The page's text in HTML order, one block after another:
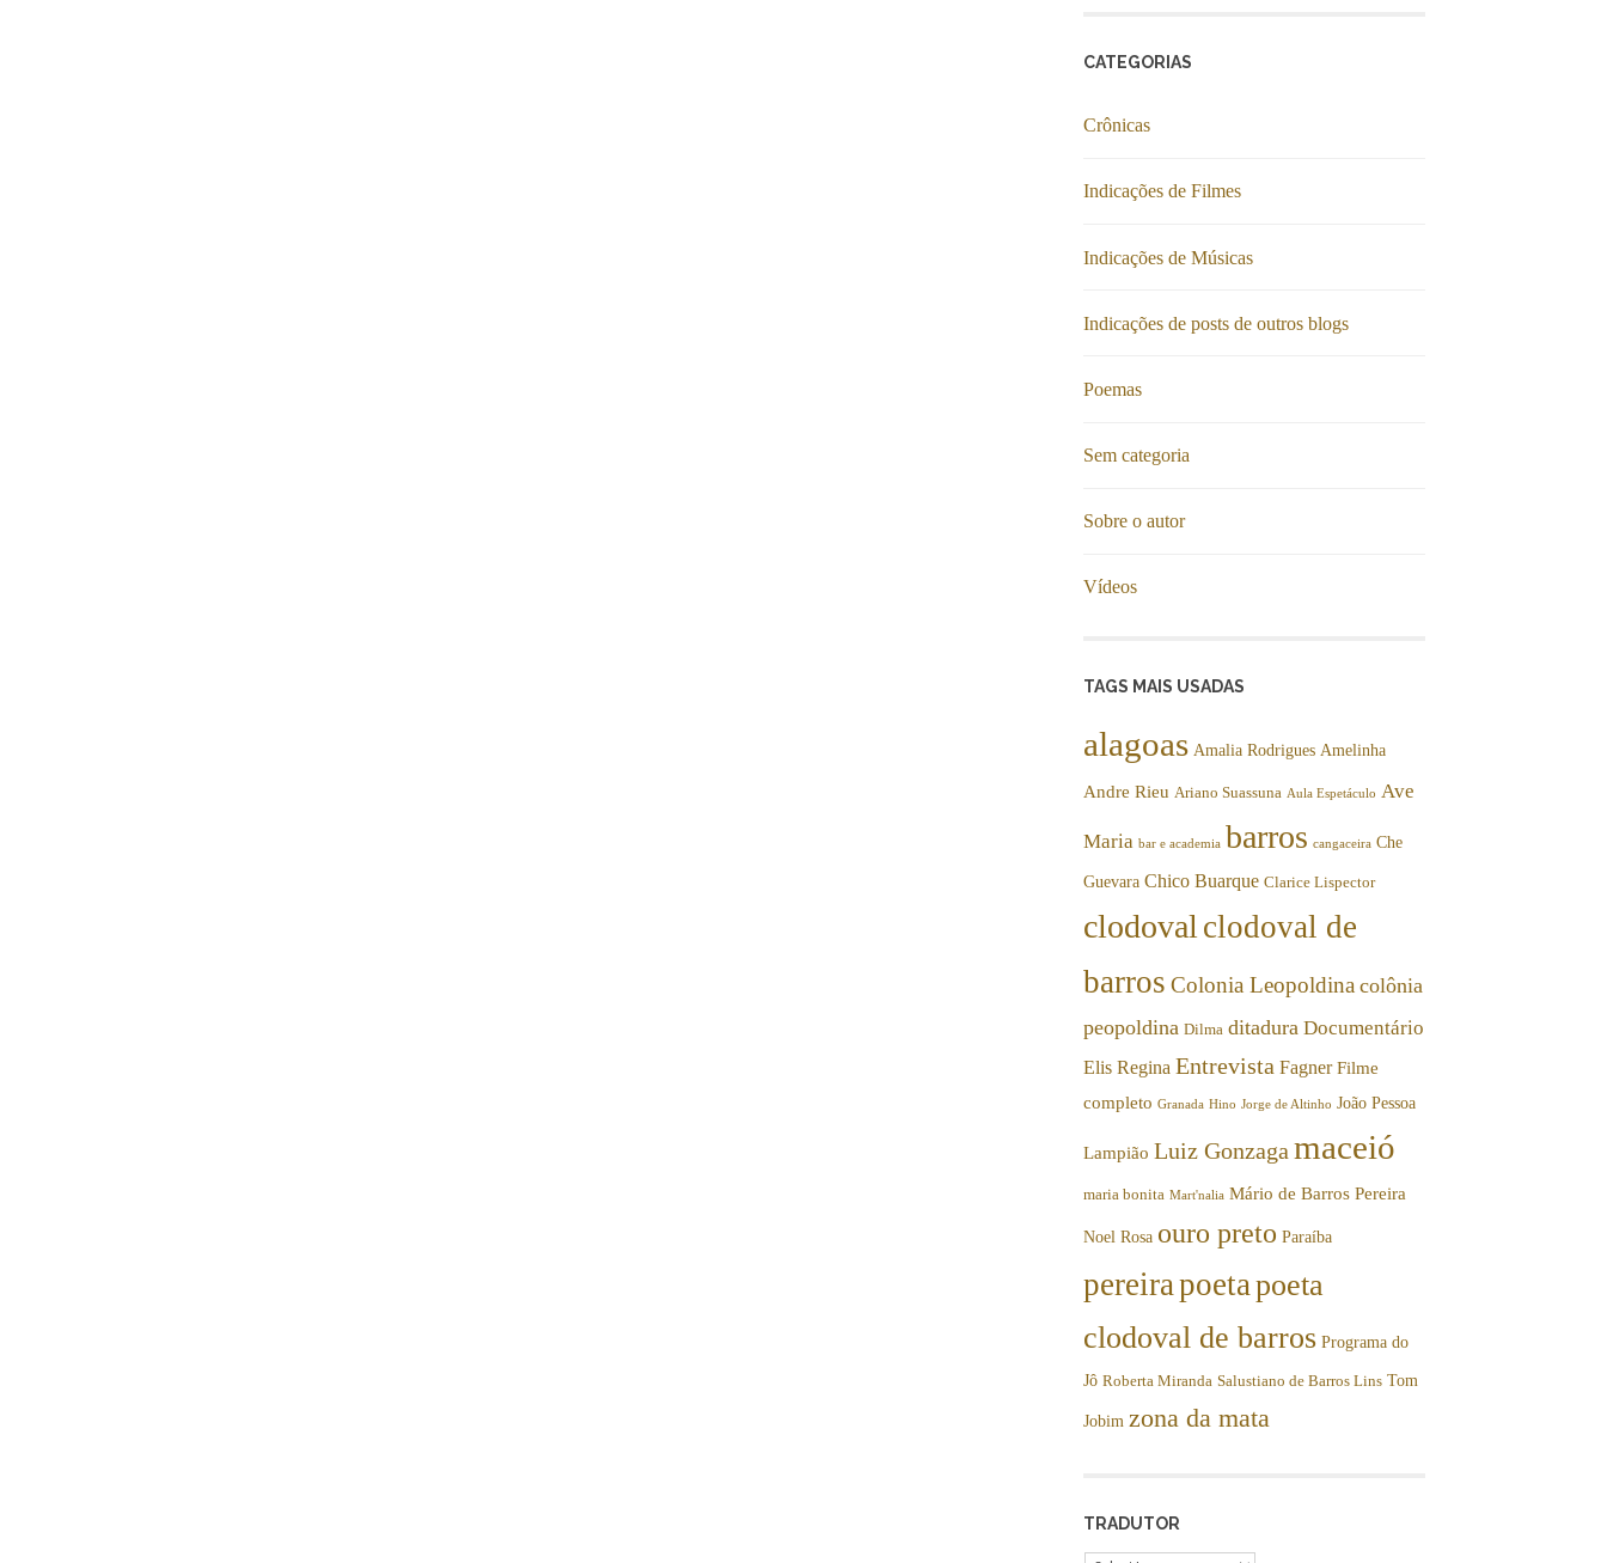
CATEGORIAS
Crônicas
Indicações de Filmes
Indicações de Músicas
Indicações de posts de outros blogs
Poemas
Sem categoria
Sobre o autor
Vídeos
TAGS MAIS USADAS
alagoas Amalia Rodrigues Amelinha
Andre Rieu Ariano Suassuna Aula Espetáculo Ave
Maria bar e academia barros cangaceira Che
Guevara Chico Buarque Clarice Lispector
clodoval clodoval de
barros Colonia Leopoldina colônia
peopoldina Dilma ditadura Documentário
Elis Regina Entrevista Fagner Filme
completo Granada Hino Jorge de Altinho João Pessoa
Lampião Luiz Gonzaga maceió
maria bonita Mart'nalia Mário de Barros Pereira
Noel Rosa ouro preto Paraíba
pereira poeta poeta
clodoval de barros Programa do
Jô Roberta Miranda Salustiano de Barros Lins Tom
Jobim zona da mata
TRADUTOR